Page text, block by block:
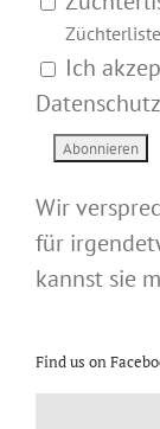
Züchterliste
Ich
Wir
für
kannst sie
Find us on